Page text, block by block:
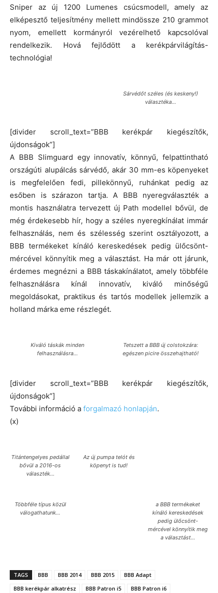
Sniper az új 1200 Lumenes csúcsmodell, amely az
elképesztő teljesítmény mellett mindössze 210 grammot
nyom, emellett kormányról vezérelhető kapcsolóval
rendelkezik. Hová fejlődött a kerékpárvilágítás-
technológia!
Sárvédőt széles (és keskeny!)
választéka…
[divider scroll_text=”BBB kerékpár kiegészítők,
újdonságok”]
A BBB Slimguard egy innovatív, könnyű, felpattintható
országúti alupálcás sárvédő, akár 30 mm-es köpenyeket
is megfelelően fedi, pillekönnyű, ruhánkat pedig az
esőben is szárazon tartja. A BBB nyeregválaszték a
montis használatra tervezett új Path modellel bővül, de
még érdekesebb hír, hogy a széles nyeregkínálat immár
felhasználás, nem és szélesség szerint osztályozott, a
BBB termékeket kínáló kereskedések pedig ülőcsönt-
mércével könnyítik meg a választást. Ha már ott járunk,
érdemes megnézni a BBB táskakínálatot, amely többféle
felhasználásra kínál innovatív, kiváló minőségű
megoldásokat, praktikus és tartós modellek jellemzik a
holland márka eme részlegét.
Kiváló táskák minden
felhasználásra…
Tetszett a BBB új colstokzára:
egészen picire összehajtható!
[divider scroll_text=”BBB kerékpár kiegészítők,
újdonságok”]
További információ a forgalmazó honlapján.
(x)
Titántengelyes pedállal
bővül a 2016-os
választék…
Az új pumpa telót és
köpenyt is tud!
Többféle típus közül
válogathatunk…
a BBB termékeket
kínáló kereskedések
pedig ülőcsönt-
mércével könnyítik meg
a választást…
TAGS BBB BBB 2014 BBB 2015
BBB Adapt
BBB kerékpár alkatrész
BBB Patron i5
BBB Patron i6